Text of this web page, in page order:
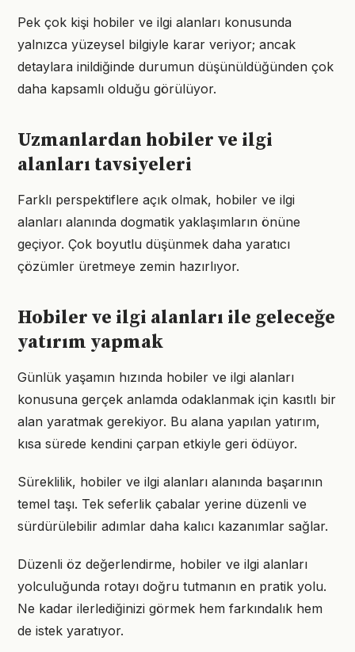
Pek çok kişi hobiler ve ilgi alanları konusunda
yalnızca yüzeysel bilgiyle karar veriyor; ancak
detaylara inildiğinde durumun düşünüldüğünden çok
daha kapsamlı olduğu görülüyor.
Uzmanlardan hobiler ve ilgi
alanları tavsiyeleri
Farklı perspektiflere açık olmak, hobiler ve ilgi
alanları alanında dogmatik yaklaşımların önüne
geçiyor. Çok boyutlu düşünmek daha yaratıcı
çözümler üretmeye zemin hazırlıyor.
Hobiler ve ilgi alanları ile geleceğe
yatırım yapmak
Günlük yaşamın hızında hobiler ve ilgi alanları
konusuna gerçek anlamda odaklanmak için kasıtlı bir
alan yaratmak gerekiyor. Bu alana yapılan yatırım,
kısa sürede kendini çarpan etkiyle geri ödüyor.
Süreklilik, hobiler ve ilgi alanları alanında başarının
temel taşı. Tek seferlik çabalar yerine düzenli ve
sürdürülebilir adımlar daha kalıcı kazanımlar sağlar.
Düzenli öz değerlendirme, hobiler ve ilgi alanları
yolculuğunda rotayı doğru tutmanın en pratik yolu.
Ne kadar ilerlediğinizi görmek hem farkındalık hem
de istek yaratıyor.